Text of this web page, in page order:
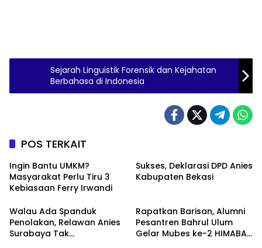
Sejarah Linguistik Forensik dan Kejahatan
Berbahasa di Indonesia
POS TERKAIT
Ingin Bantu UMKM?
Masyarakat Perlu Tiru 3
Kebiasaan Ferry Irwandi
Sukses, Deklarasi DPD Anies
Kabupaten Bekasi
Walau Ada Spanduk
Penolakan, Relawan Anies
Surabaya Tak
Rapatkan Barisan, Alumni
Pesantren Bahrul Ulum
Gelar Mubes ke-2 HIMABAS